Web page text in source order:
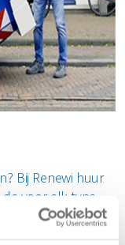
Bij Renewi huur
voor elk type
grofvuil en
Bestel